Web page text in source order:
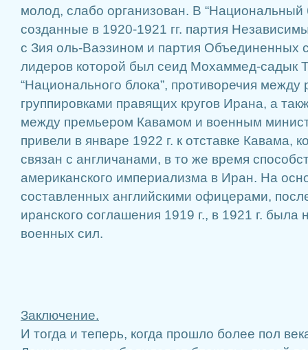
молод, слабо организован. В “Национальный
созданные в 1920-1921 гг. партия
с Зия оль-Ваэзином и партия Объединенных
лидеров которой был сеид Мохаммед-садык
“Национального блока”, противоречия
группировками правящих кругов Ирана, а
между премьером Кавамом и военным
привели в январе 1922 г. к отставке Кавама,
связан с англичанами, в то же время
американского империализма в Иран. На
составленных английскими офицерами,
иранского соглашения 1919 г., в 1921 г. была
военных сил.
Заключение.
И тогда и теперь, когда прошло более пол